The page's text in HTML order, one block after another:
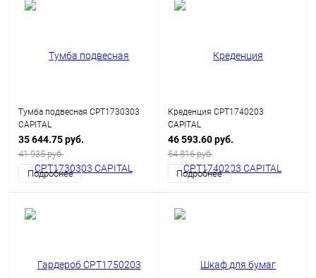
Тумба подвесная CPT1730303
CAPITAL
35 644.75 руб.
41 935 руб.
Подробнее
Креденция CPT1740203
CAPITAL
46 593.60 руб.
54 816 руб.
Подробнее